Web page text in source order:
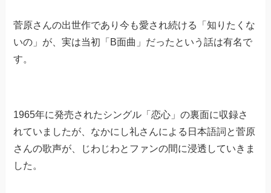
菅原さんの出世作であり今も愛され続ける「知りたくな
いの」が、実は当初「B面曲」だったという話は有名で
す。
1965年に発売されたシングル「恋心」の裏面に収録さ
れていましたが、なかにし礼さんによる日本語詞と菅原
さんの歌声が、じわじわとファンの間に浸透していきま
した。